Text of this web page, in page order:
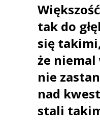
tak do
się
że niemal
nie
nad
stali